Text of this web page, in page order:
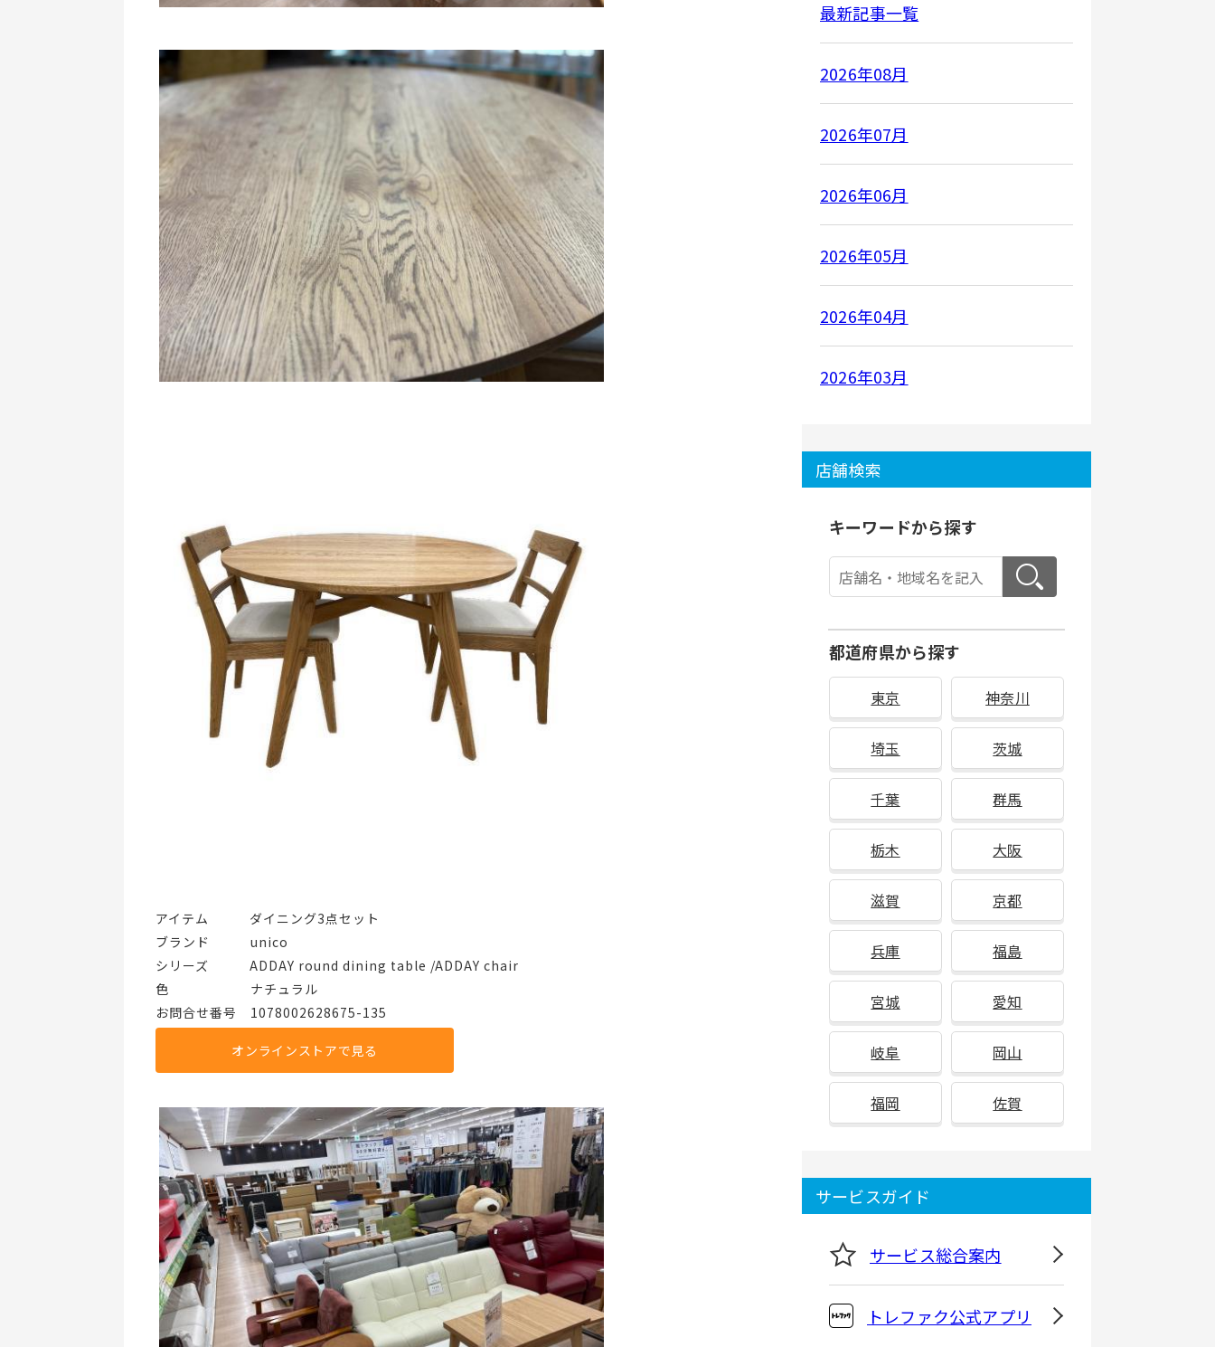
アイテム   ダイニング3点セット
ブランド   unico
シリーズ   ADDAY round dining table /ADDAY chair
色      ナチュラル
お問合せ番号 1078002628675-135
オンラインストアで見る
最新記事一覧
2026年08月
2026年07月
2026年06月
2026年05月
2026年04月
2026年03月
店舗検索
キーワードから探す
都道府県から探す
東京 神奈川
埼玉 茨城
千葉 群馬
栃木 大阪
滋賀 京都
兵庫 福島
宮城 愛知
岐阜 岡山
福岡 佐賀
サービスガイド
サービス総合案内
トレファク公式アプリ